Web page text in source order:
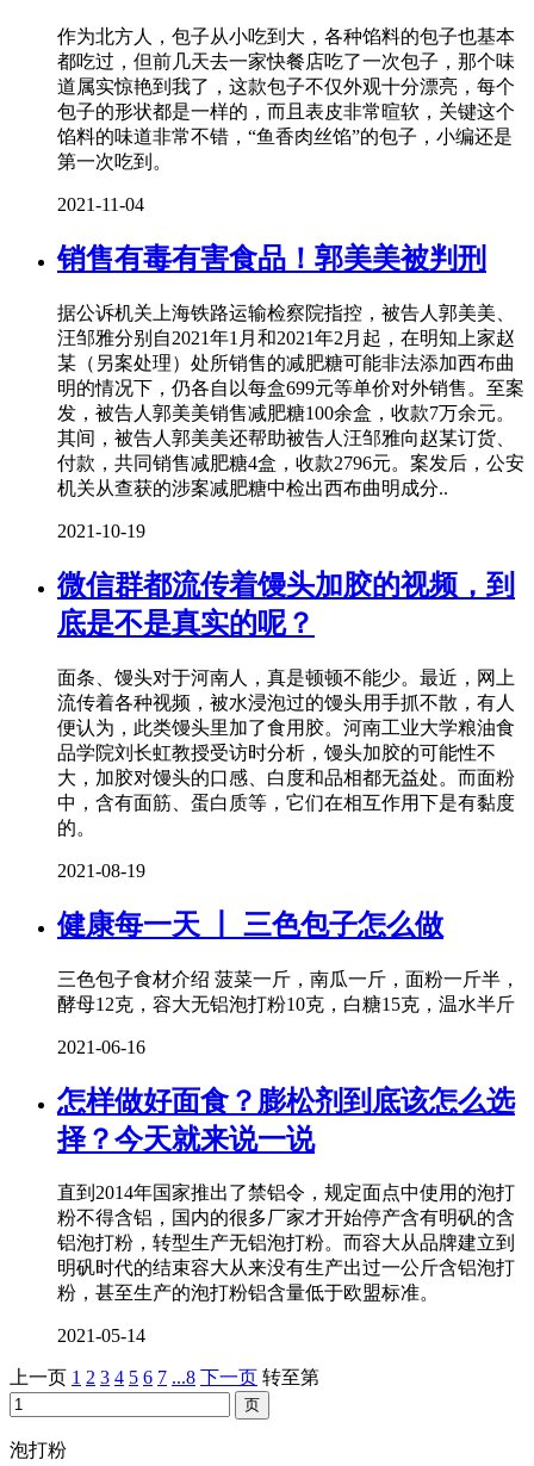
作为北方人，包子从小吃到大，各种馅料的包子也基本
都吃过，但前几天去一家快餐店吃了一次包子，那个味
道属实惊艳到我了，这款包子不仅外观十分漂亮，每个
包子的形状都是一样的，而且表皮非常暄软，关键这个
馅料的味道非常不错，“鱼香肉丝馅”的包子，小编还是
第一次吃到。
2021-11-04
销售有毒有害食品！郭美美被判刑
据公诉机关上海铁路运输检察院指控，被告人郭美美、
汪邹雅分别自2021年1月和2021年2月起，在明知上家赵
某（另案处理）处所销售的减肥糖可能非法添加西布曲
明的情况下，仍各自以每盒699元等单价对外销售。至案
发，被告人郭美美销售减肥糖100余盒，收款7万余元。
其间，被告人郭美美还帮助被告人汪邹雅向赵某订货、
付款，共同销售减肥糖4盒，收款2796元。案发后，公安
机关从查获的涉案减肥糖中检出西布曲明成分..
2021-10-19
微信群都流传着馒头加胶的视频，到
底是不是真实的呢？
面条、馒头对于河南人，真是顿顿不能少。最近，网上
流传着各种视频，被水浸泡过的馒头用手抓不散，有人
便认为，此类馒头里加了食用胶。河南工业大学粮油食
品学院刘长虹教授受访时分析，馒头加胶的可能性不
大，加胶对馒头的口感、白度和品相都无益处。而面粉
中，含有面筋、蛋白质等，它们在相互作用下是有黏度
的。
2021-08-19
健康每一天 丨 三色包子怎么做
三色包子食材介绍 菠菜一斤，南瓜一斤，面粉一斤半，
酵母12克，容大无铝泡打粉10克，白糖15克，温水半斤
2021-06-16
怎样做好面食？膨松剂到底该怎么选
择？今天就来说一说
直到2014年国家推出了禁铝令，规定面点中使用的泡打
粉不得含铝，国内的很多厂家才开始停产含有明矾的含
铝泡打粉，转型生产无铝泡打粉。而容大从品牌建立到
明矾时代的结束容大从来没有生产出过一公斤含铝泡打
粉，甚至生产的泡打粉铝含量低于欧盟标准。
2021-05-14
上一页 1 2 3 4 5 6 7 ...8 下一页 转至第
泡打粉